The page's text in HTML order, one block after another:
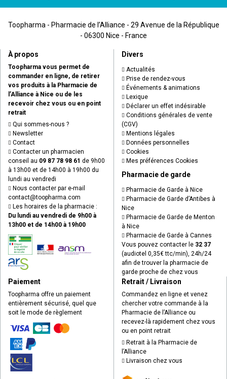
Toopharma - Pharmacie de l’Alliance - 29 Avenue de la République
- 06300 Nice - France
À propos
Toopharma vous permet de
commander en ligne, de retirer
vos produits à la Pharmacie de
l’Alliance à Nice ou de les
recevoir chez vous ou en point
retrait
Qui sommes-nous ?
Newsletter
Contact
Contacter un pharmacien
conseil au 09 87 78 98 61 de 9h00
à 13h00 et de 14h00 à 19h00 du
lundi au vendredi
Nous contacter par e-mail
contact@toopharma.com
Les horaires de la pharmacie :
Du lundi au vendredi de 9h00 à
13h00 et de 14h00 à 19h00
Divers
Actualités
Prise de rendez-vous
Événements & animations
Lexique
Déclarer un effet indésirable
Conditions générales de vente
(CGV)
Mentions légales
Données personnelles
Cookies
Mes préférences Cookies
Pharmacie de garde
Pharmacie de Garde à Nice
Pharmacie de Garde d’Antibes à
Nice
Pharmacie de Garde de Menton
à Nice
Pharmacie de Garde à Cannes
Vous pouvez contacter le 32 37
(audiotel 0,35€ ttc/min), 24h/24
afin de trouver la pharmacie de
garde proche de chez vous
Paiement
Toopharma offre un paiement
entièrement sécurisé, quel que
soit le mode de règlement
Retrait / Livraison
Commandez en ligne et venez
chercher votre commande à la
Pharmacie de l’Alliance ou
recevez-là rapidement chez vous
ou en point retrait
Retrait à la Pharmacie de
l’Alliance
Livraison chez vous